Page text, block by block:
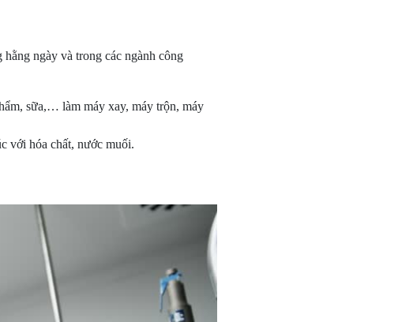
ngày và trong các ngành công
sữa,… làm máy xay, máy trộn, máy
với hóa chất, nước muối.